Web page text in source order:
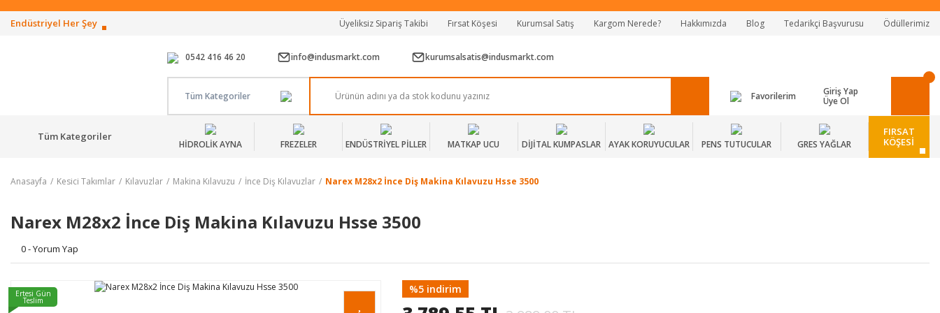
Tüm Alışverişlerde Vade Farksız 2 Taksit!
Mağazadan Teslim & Kolay İade
Endüstriyel Her Şey Üyeliksiz Sipariş Takibi Fırsat Köşesi Kurumsal Satış Kargom Nerede? Hakkımızda Blog Tedarikçi Başvurusu Ödüllerimiz
0542 416 46 20 info@indusmarkt.com kurumsalsatis@indusmarkt.com
Tüm Kategoriler Favorilerim
Giriş Yap
Üye Ol
Tüm Kategoriler
HİDROLİK AYNA FREZELER ENDÜSTRİYEL PİLLER MATKAP UCU DİJİTAL KUMPASLAR AYAK KORUYUCULAR PENS TUTUCULAR GRES YAĞLAR
FIRSAT
KÖŞESİ
Anasayfa Kesici Takımlar Kılavuzlar Makina Kılavuzu İnce Diş Kılavuzlar Narex M28x2 İnce Diş Makina Kılavuzu Hsse 3500
Narex M28x2 İnce Diş Makina Kılavuzu Hsse 3500
0 - Yorum Yap
Ertesi Gün
Teslim
%5 indirim